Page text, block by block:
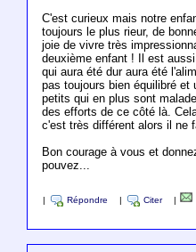
C'est curieux mais notre
toujours le plus rieur, de
joie de vivre très
deuxième enfant ! Il est
qui aura été dur aura été
pas toujours bien équilibré et
petits qui en plus sont
des efforts de ce côté là.
c'est très différent alors il ne
Bon courage à vous et
pouvez...
Répondre Citer